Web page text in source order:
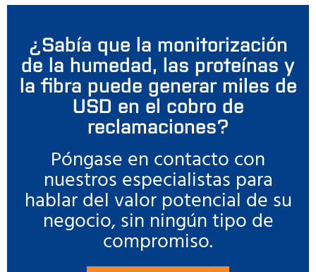
¿Sabía que la monitorización
de la humedad, las proteínas y
la fibra puede generar miles de
USD en el cobro de
reclamaciones?
Póngase en contacto con
nuestros especialistas para
hablar del valor potencial de su
negocio, sin ningún tipo de
compromiso.